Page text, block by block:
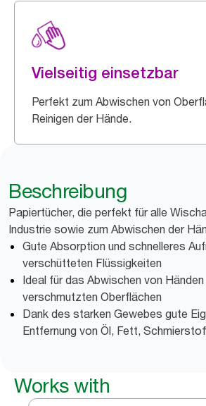
Vielseitig einsetzbar
Perfekt zum Abwischen von
Reinigen der Hände.
Beschreibung
Papiertücher, die perfekt für alle
Industrie sowie zum Abwischen der
Gute Absorption und schnelleres
verschütteten Flüssigkeiten
Ideal für das Abwischen von
verschmutzten Oberflächen
Dank des starken Gewebes gute
Entfernung von Öl, Fett,
Works with